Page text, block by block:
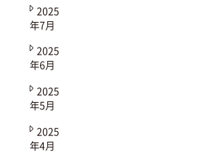
2025
年7月
2025
年6月
2025
年5月
2025
年4月